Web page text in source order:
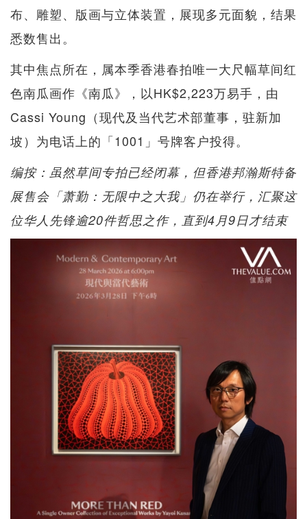
布、雕塑、版画与立体装置，展现多元面貌，结果
悉数售出。
其中焦点所在，属本季香港春拍唯一大尺幅草间红
色南瓜画作《南瓜》，以HK$2,223万易手，由
Cassi Young（现代及当代艺术部董事，驻新加
坡）为电话上的「1001」号牌客户投得。
编按：虽然草间专拍已经闭幕，但香港邦瀚斯特备
展售会「萧勤：无限中之大我」仍在举行，汇聚这
位华人先锋逾20件哲思之作，直到4月9日才结束